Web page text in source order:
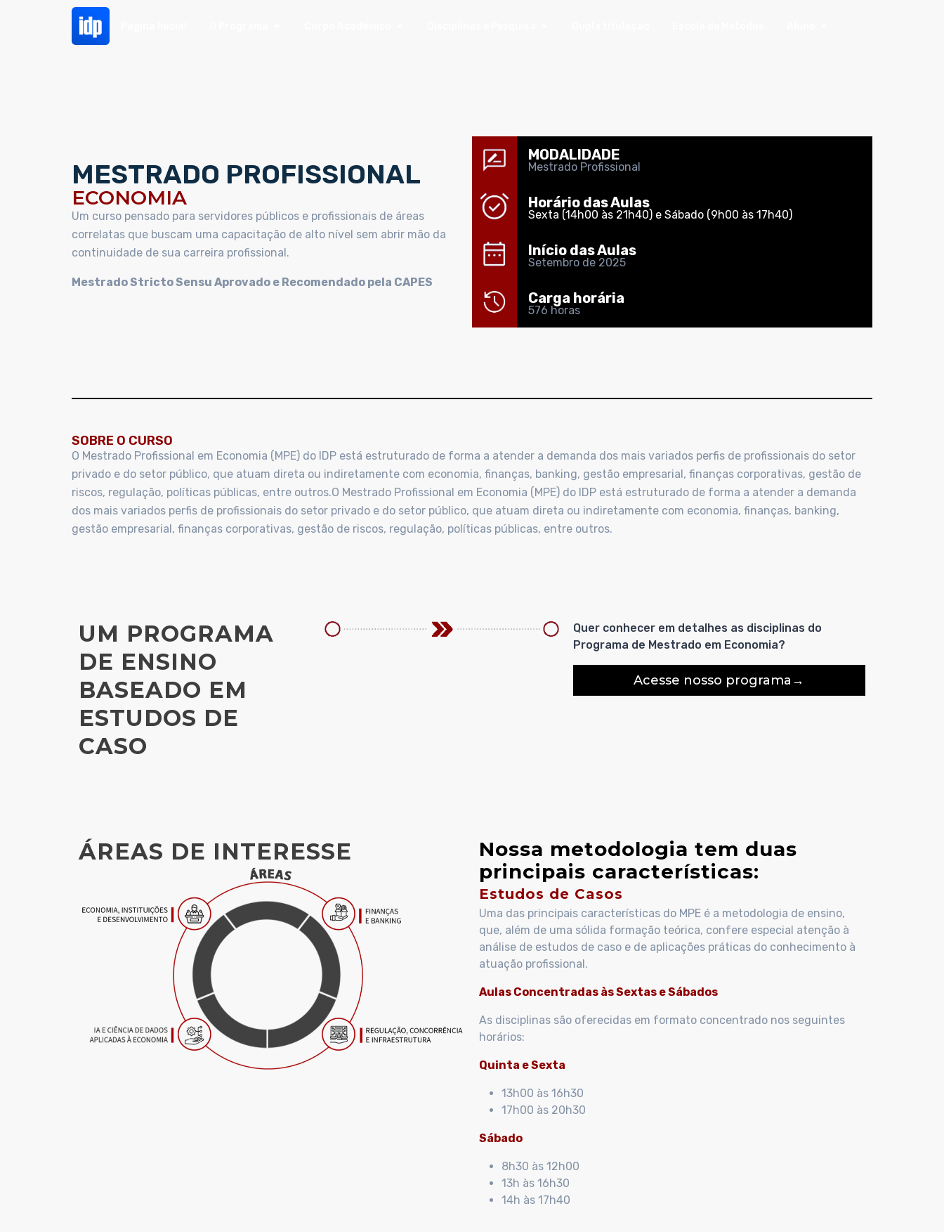
MESTRADO PROFISSIONAL
ECONOMIA
Um curso pensado para servidores públicos e profissionais de áreas
correlatas que buscam uma capacitação de alto nível sem abrir mão da
continuidade de sua carreira profissional.
Mestrado Stricto Sensu Aprovado e Recomendado pela CAPES
MODALIDADE
Mestrado Profissional
Horário das Aulas
Sexta (14h00 às 21h40) e Sábado (9h00 às 17h40)
Início das Aulas
Setembro de 2025
Carga horária
576 horas
SOBRE O CURSO
O Mestrado Profissional em Economia (MPE) do IDP está estruturado de forma a atender a demanda dos mais variados perfis de profissionais do setor
privado e do setor público, que atuam direta ou indiretamente com economia, finanças, banking, gestão empresarial, finanças corporativas, gestão de
riscos, regulação, políticas públicas, entre outros.O Mestrado Profissional em Economia (MPE) do IDP está estruturado de forma a atender a demanda
dos mais variados perfis de profissionais do setor privado e do setor público, que atuam direta ou indiretamente com economia, finanças, banking,
gestão empresarial, finanças corporativas, gestão de riscos, regulação, políticas públicas, entre outros.
UM PROGRAMA
DE ENSINO
BASEADO EM
ESTUDOS DE
CASO
Quer conhecer em detalhes as disciplinas do
Programa de Mestrado em Economia?
Acesse nosso programa
ÁREAS DE INTERESSE
Nossa metodologia tem duas
principais características:
Estudos de Casos
Uma das principais características do MPE é a metodologia de ensino,
que, além de uma sólida formação teórica, confere especial atenção à
análise de estudos de caso e de aplicações práticas do conhecimento à
atuação profissional.
Aulas Concentradas às Sextas e Sábados
As disciplinas são oferecidas em formato concentrado nos seguintes
horários:
Quinta e Sexta
13h00 às 16h30
17h00 às 20h30
Sábado
8h30 às 12h00
13h às 16h30
14h às 17h40